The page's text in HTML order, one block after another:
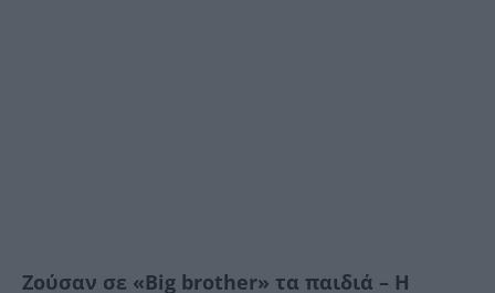
Ζούσαν σε «Big brother» τα παιδιά – Η